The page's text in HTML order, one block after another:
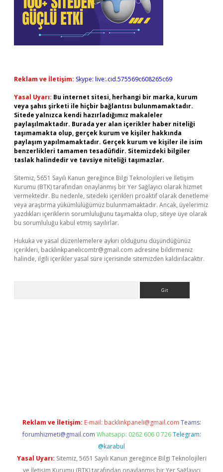
Reklam ve İletişim: Skype: live:.cid.575569c608265c69
Yasal Uyarı: Bu internet sitesi, herhangi bir marka, kurum
veya şahıs şirketi ile hiçbir bağlantısı bulunmamaktadır.
Sitede yalnızca kendi hazırladığımız makaleler
paylaşılmaktadır. Burada yer alan içerikler haber niteliği
taşımamakta olup, gerçek kurum ve kişiler hakkında
paylaşım yapılmamaktadır. Gerçek kurum ve kişiler ile isim
benzerlikleri tamamen tesadüfidir. Sitemizdeki bilgiler
taslak halindedir ve tavsiye niteliği taşımazlar.
Sitemiz, 5651 Sayılı Kanun gereğince Bilgi Teknolojileri ve İletişim
Kurumu (BTK) tarafından onaylanmış bir Yer Sağlayıcı olarak hizmet
vermektedir. Bu nedenle, sitedeki içerikleri proaktif olarak denetleme
veya araştırma yükümlülüğümüz bulunmamaktadır. Ancak, üyelerimiz
yazdıkları içeriklerin sorumluluğunu taşımakta olup, siteye üye olarak
bu sorumluluğu kabul etmiş sayılırlar.
Hukuka ve yasal düzenlemelere aykırı olduğunu düşündüğünüz
içerikleri, backlinkpanelicomtr@gmail.com adresine bildirmeniz
halinde, ilgili içerikler yasal süre içerisinde sitemizden kaldırılacaktır.
Reklam ve İletişim: E-mail: backlinkpaneli@gmail.com Teams:
forumhizmeti@gmail.com Whatsapp: 0262 606 0 726 Telegram:
@karabul
Yasal Uyarı: Sitemiz, 5651 Sayılı Kanun gereğince Bilgi Teknolojileri
ve İletişim Kurumu (BTK) tarafından onaylanmış bir Yer Sağlayıcı